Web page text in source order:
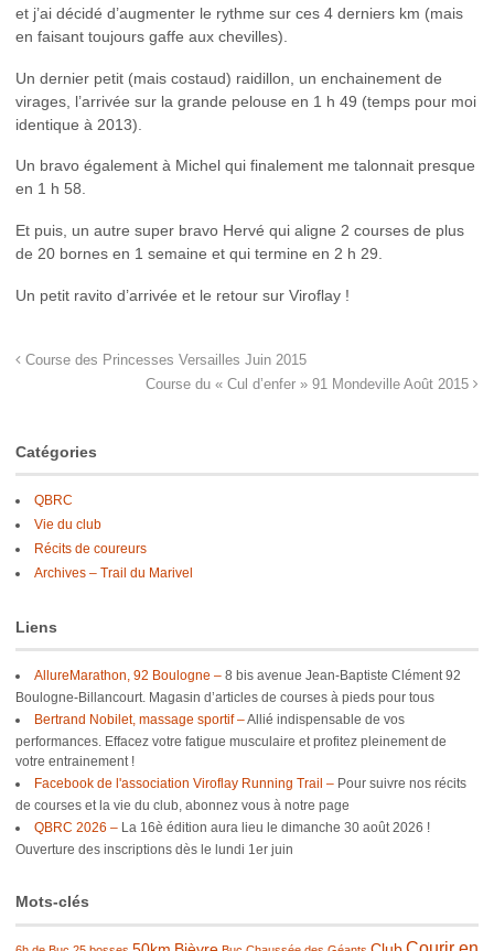
et j’ai décidé d’augmenter le rythme sur ces 4 derniers km (mais
en faisant toujours gaffe aux chevilles).
Un dernier petit (mais costaud) raidillon, un enchainement de
virages, l’arrivée sur la grande pelouse en 1 h 49 (temps pour moi
identique à 2013).
Un bravo également à Michel qui finalement me talonnait presque
en 1 h 58.
Et puis, un autre super bravo Hervé qui aligne 2 courses de plus
de 20 bornes en 1 semaine et qui termine en 2 h 29.
Un petit ravito d’arrivée et le retour sur Viroflay !
Course des Princesses Versailles Juin 2015
Course du « Cul d’enfer » 91 Mondeville Août 2015
Catégories
QBRC
Vie du club
Récits de coureurs
Archives – Trail du Marivel
Liens
AllureMarathon, 92 Boulogne – 8 bis avenue Jean-Baptiste Clément 92
Boulogne-Billancourt. Magasin d’articles de courses à pieds pour tous
Bertrand Nobilet, massage sportif –Allié indispensable de vos
performances. Effacez votre fatigue musculaire et profitez pleinement de
votre entrainement !
Facebook de l'association Viroflay Running Trail – Pour suivre nos récits
de courses et la vie du club, abonnez vous à notre page
QBRC 2026 – La 16è édition aura lieu le dimanche 30 août 2026 !
Ouverture des inscriptions dès le lundi 1er juin
Mots-clés